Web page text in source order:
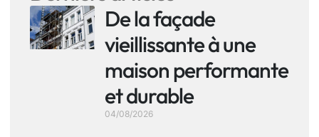
De la façade
vieillissante à une
maison performante
et durable
04/08/2026